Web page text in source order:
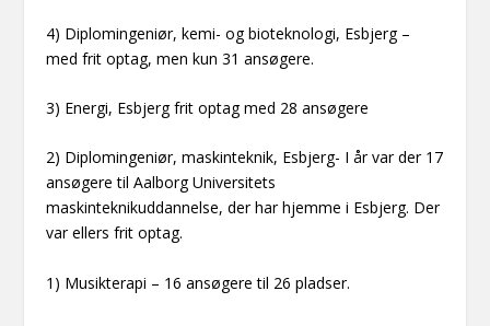
4) Diplomingeniør, kemi- og bioteknologi, Esbjerg –
med frit optag, men kun 31 ansøgere.
3) Energi, Esbjerg frit optag med 28 ansøgere
2) Diplomingeniør, maskinteknik, Esbjerg- I år var der 17
ansøgere til Aalborg Universitets
maskinteknikuddannelse, der har hjemme i Esbjerg. Der
var ellers frit optag.
1) Musikterapi – 16 ansøgere til 26 pladser.